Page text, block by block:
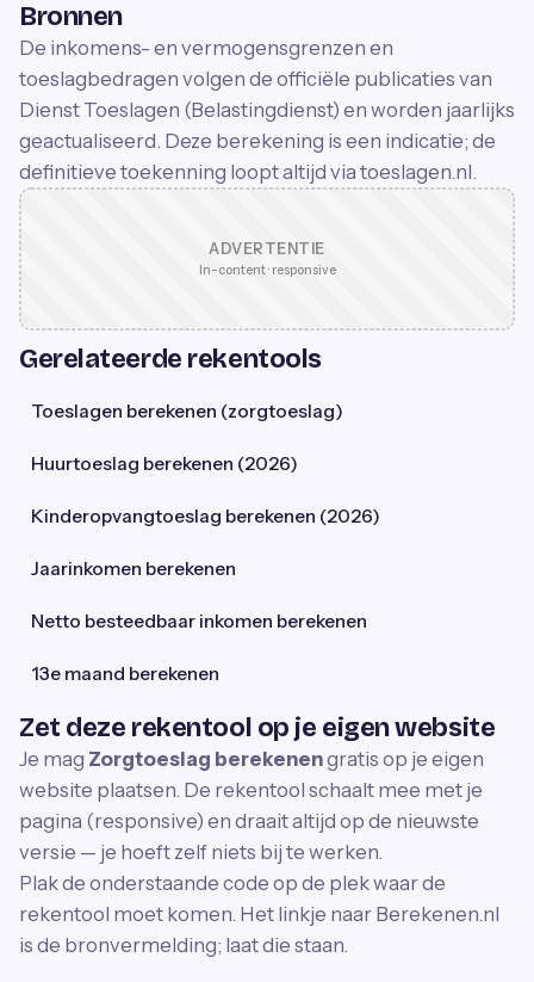
Bronnen
De inkomens- en vermogensgrenzen en
toeslagbedragen volgen de officiële publicaties van
Dienst Toeslagen (Belastingdienst) en worden jaarlijks
geactualiseerd. Deze berekening is een indicatie; de
definitieve toekenning loopt altijd via toeslagen.nl.
ADVERTENTIE
In-content · responsive
Gerelateerde rekentools
Toeslagen berekenen (zorgtoeslag)
Huurtoeslag berekenen (2026)
Kinderopvangtoeslag berekenen (2026)
Jaarinkomen berekenen
Netto besteedbaar inkomen berekenen
13e maand berekenen
Zet deze rekentool op je eigen website
Je mag Zorgtoeslag berekenengratis op je eigen
website plaatsen. De rekentool schaalt mee met je
pagina (responsive) en draait altijd op de nieuwste
versie — je hoeft zelf niets bij te werken.
Plak de onderstaande code op de plek waar de
rekentool moet komen. Het linkje naar Berekenen.nl
is de bronvermelding; laat die staan.